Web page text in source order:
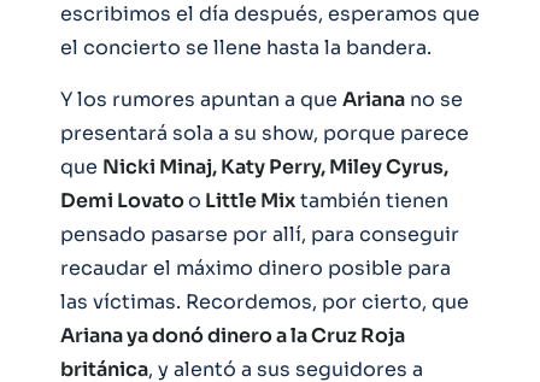
escribimos el día después, esperamos que
el concierto se llene hasta la bandera.
Y los rumores apuntan a que Ariana no se
presentará sola a su show, porque parece
que Nicki Minaj, Katy Perry, Miley Cyrus,
Demi Lovatoo Little Mixtambién tienen
pensado pasarse por allí, para conseguir
recaudar el máximo dinero posible para
las víctimas. Recordemos, por cierto, que
Ariana ya donó dinero a la Cruz Roja
británica, y alentó a sus seguidores a